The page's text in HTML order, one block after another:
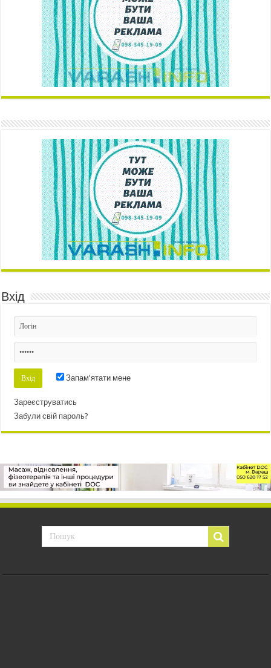
Вхід
Запам'ятати мене
Зареєструватись
Забули свій пароль?